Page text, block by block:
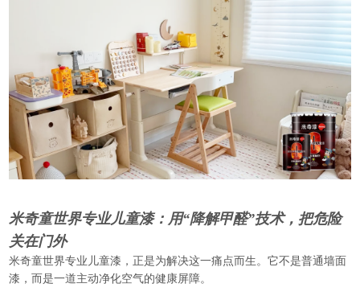
米奇童世界专业儿童漆：用“降解甲醛”技术，把危险
关在门外
米奇童世界专业儿童漆，正是为解决这一痛点而生。它不是普通墙面
漆，而是一道主动净化空气的健康屏障。